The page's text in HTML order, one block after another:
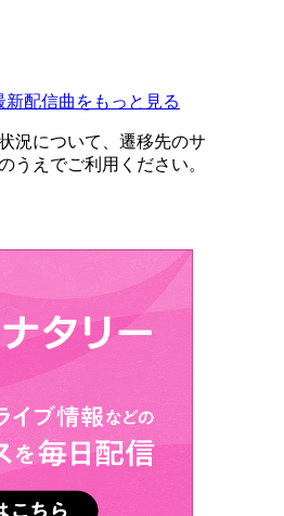
配信曲をもっと見る
況について、遷移先のサ
うえでご利用ください。